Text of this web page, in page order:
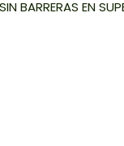
BARRERAS EN